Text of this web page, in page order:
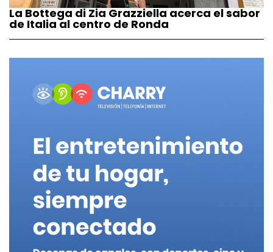
La Bottega di Zia Grazziella acerca el sabor
de Italia al centro de Ronda